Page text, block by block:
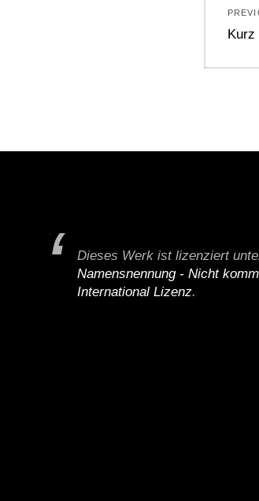
Kurz
Dieses Werk ist lizenziert
Namensnennung - Nicht
International Lizenz.